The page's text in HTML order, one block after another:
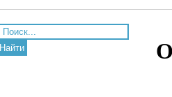
Найти